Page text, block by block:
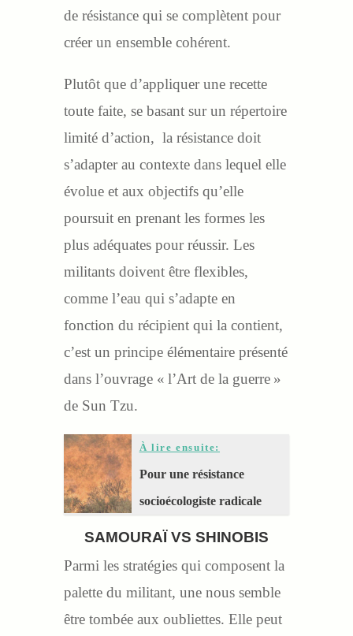
de résistance qui se complètent pour
créer un ensemble cohérent.
Plutôt que d’appliquer une recette
toute faite, se basant sur un répertoire
limité d’action, la résistance doit
s’adapter au contexte dans lequel elle
évolue et aux objectifs qu’elle
poursuit en prenant les formes les
plus adéquates pour réussir. Les
militants doivent être flexibles,
comme l’eau qui s’adapte en
fonction du récipient qui la contient,
c’est un principe élémentaire présenté
dans l’ouvrage « l’Art de la guerre »
de Sun Tzu.
À lire ensuite:
Pour une résistance
socioécologiste radicale
SAMOURAÏ VS SHINOBIS
Parmi les stratégies qui composent la
palette du militant, une nous semble
être tombée aux oubliettes. Elle peut